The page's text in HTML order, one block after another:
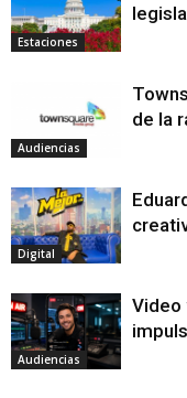
Estaciones
Audiencias
de la
Digital
Audiencias
Video